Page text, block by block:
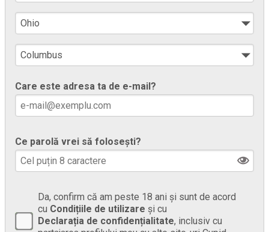
Care este adresa ta de e-mail?
Ce parolă vrei să folosești?
Da, confirm că am peste 18 ani și sunt de acord
cu Condițiile de utilizare și cu
Declarația de confidențialitate, inclusiv cu